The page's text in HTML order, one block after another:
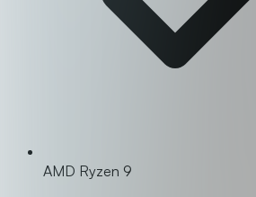
AMD Ryzen 9